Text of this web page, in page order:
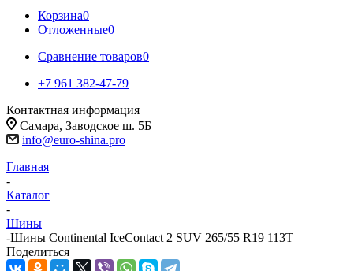
Корзина0
Отложенные0
Сравнение товаров0
+7 961 382-47-79
Контактная информация
Самара, Заводское ш. 5Б
info@euro-shina.pro
Главная
-
Каталог
-
Шины
-Шины Continental IceContact 2 SUV 265/55 R19 113T
Поделиться